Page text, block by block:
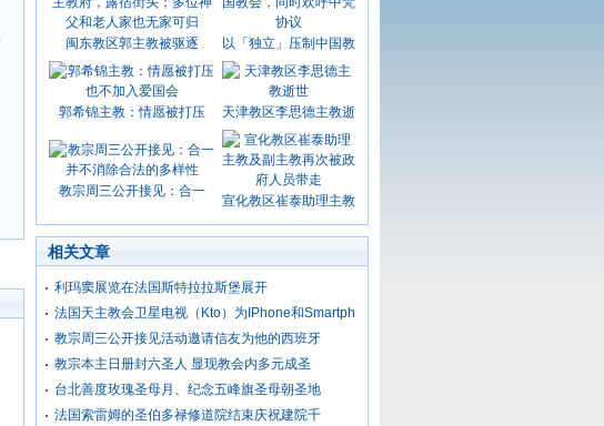
闽东教区郭主教被驱逐 以「独立」压制中国教
郭希锦主教：情愿被打压 天津教区李思德主教逝
教宗周三公开接见：合一
宣化教区崔泰助理主教
相关文章
利玛窦展览在法国斯特拉拉斯堡展开
法国天主教会卫星电视（Kto）为IPhone和Smartph
教宗周三公开接见活动邀请信友为他的西班牙
教宗本主日册封六圣人 显现教会内多元成圣
台北善度玫瑰圣母月、纪念五峰旗圣母朝圣地
法国索雷姆的圣伯多禄修道院结束庆祝建院千